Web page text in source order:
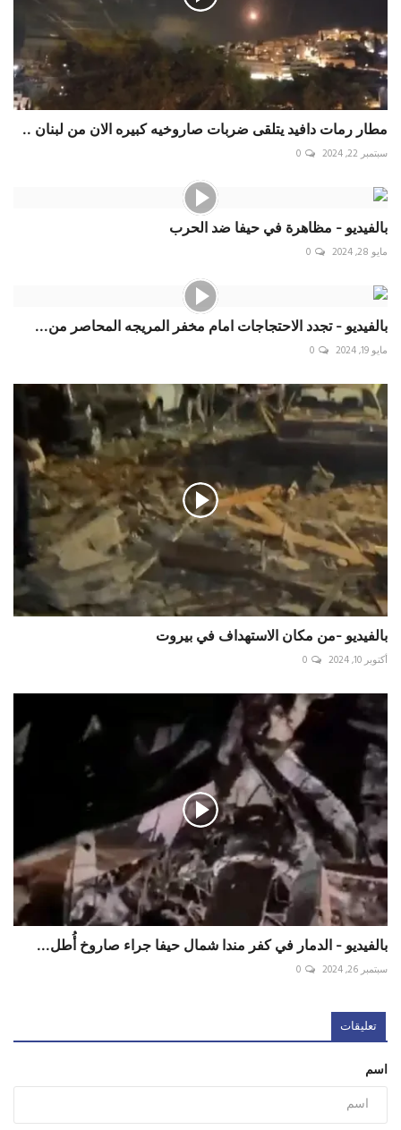
مطار رمات دافيد يتلقى ضربات صاروخيه كبيره الان من لبنان ..
سبتمبر 22, 2024 0
بالفيديو - مظاهرة في حيفا ضد الحرب
مايو 28, 2024 0
بالفيديو - تجدد الاحتجاجات امام مخفر المريجه المحاصر من...
مايو 19, 2024 0
بالفيديو -من مكان الاستهداف في بيروت
أكتوبر 10, 2024 0
بالفيديو - الدمار في كفر مندا شمال حيفا جراء صاروخ أُطل...
سبتمبر 26, 2024 0
تعليقات
اسم